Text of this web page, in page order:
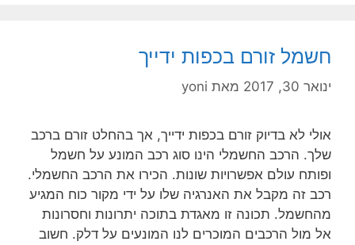
חשמל זורם בכפות ידייך
ינואר 30, 2017 מאתyoni
אולי לא בדיוק זורם בכפות ידייך, אך בהחלט זורם ברכב
שלך. הרכב החשמלי הינו סוג רכב המונע על חשמל
ופותח עולם אפשרויות שונות. הכירו את הרכב החשמלי.
רכב זה מקבל את האנרגיה שלו על ידי מקור כוח המגיע
מהחשמל. תכונה זו מאגדת בתוכה יתרונות וחסרונות
אל מול הרכבים המוכרים לנו המונעים על דלק. חשוב